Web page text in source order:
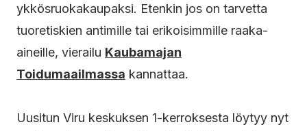
ykkösruokakaupaksi. Etenkin jos on tarvetta
tuoretiskien antimille tai erikoisimmille raaka-
aineille, vierailu Kaubamajan
Toidumaailmassa kannattaa.
Uusitun Viru keskuksen 1-kerroksesta löytyy nyt